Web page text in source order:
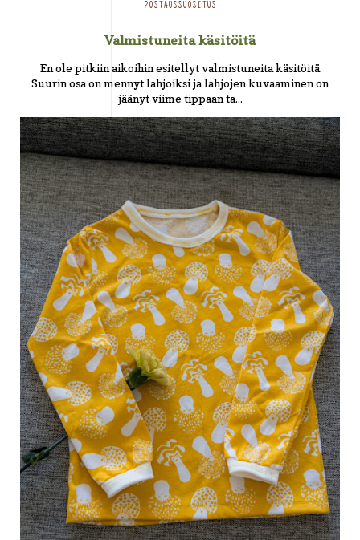
POSTAUSSUOSITUS
Valmistuneita käsitöitä
En ole pitkiin aikoihin esitellyt valmistuneita käsitöitä.
Suurin osa on mennyt lahjoiksi ja lahjojen kuvaaminen on
jäänyt viime tippaan ta...